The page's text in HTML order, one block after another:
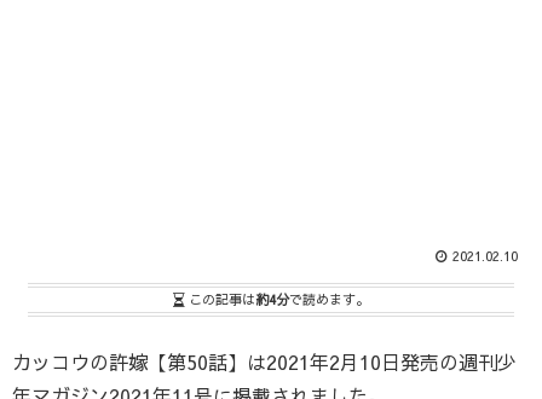
2021.02.10
この記事は約4分で読めます。
カッコウの許嫁【第50話】は2021年2月10日発売の週刊少